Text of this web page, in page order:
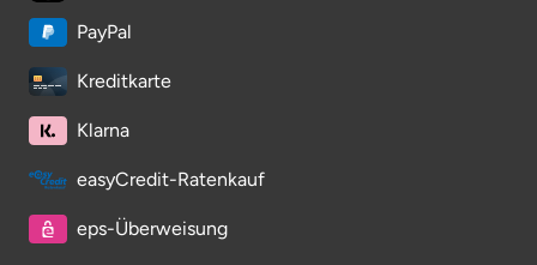
PayPal
Kreditkarte
Klarna
easyCredit-Ratenkauf
eps-Überweisung
Plön
Potsdam-Mittelmark
Prignitz